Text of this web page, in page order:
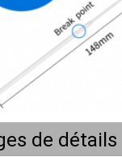
de détails